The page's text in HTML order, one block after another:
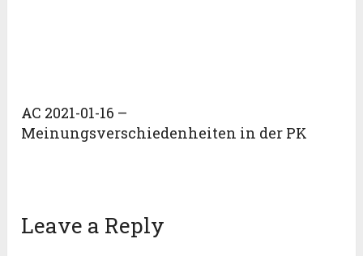
AC 2021-01-16 –
Meinungsverschiedenheiten in der PK
Leave a Reply